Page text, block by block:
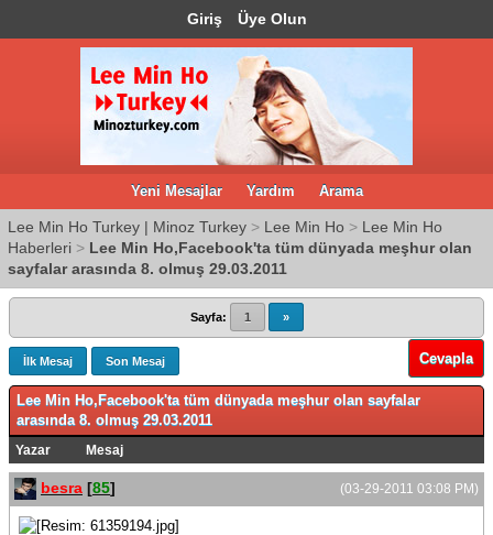
Giriş Üye Olun
Yeni Mesajlar Yardım Arama
Lee Min Ho Turkey | Minoz Turkey > Lee Min Ho > Lee Min Ho
Haberleri > Lee Min Ho,Facebook'ta tüm dünyada meşhur olan
sayfalar arasında 8. olmuş 29.03.2011
Sayfa: 1 »
İlk Mesaj Son Mesaj Cevapla
Lee Min Ho,Facebook'ta tüm dünyada meşhur olan sayfalar
arasında 8. olmuş 29.03.2011
Yazar Mesaj
(03-29-2011 03:08 PM)
besra [85]